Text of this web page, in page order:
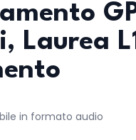
Laurea
in formato audio